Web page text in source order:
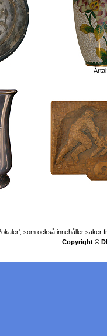
som också innehåller saker
Copyright ©